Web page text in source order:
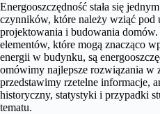
Energooszczędność stała się
czynników, które należy wziąć pod
projektowania i budowania
elementów, które mogą znacząco
energii w budynku, są
omówimy najlepsze rozwiązania w
przedstawimy rzetelne informacje,
historyczny, statystyki i przypadki
tematu.